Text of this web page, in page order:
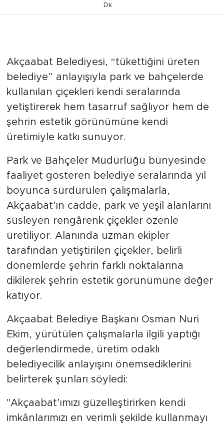
Dk
Akçaabat Belediyesi, “tükettiğini üreten
belediye” anlayışıyla park ve bahçelerde
kullanılan çiçekleri kendi seralarında
yetiştirerek hem tasarruf sağlıyor hem de
şehrin estetik görünümüne kendi
üretimiyle katkı sunuyor.
Park ve Bahçeler Müdürlüğü bünyesinde
faaliyet gösteren belediye seralarında yıl
boyunca sürdürülen çalışmalarla,
Akçaabat’ın cadde, park ve yeşil alanlarını
süsleyen rengârenk çiçekler özenle
üretiliyor. Alanında uzman ekipler
tarafından yetiştirilen çiçekler, belirli
dönemlerde şehrin farklı noktalarına
dikilerek şehrin estetik görünümüne değer
katıyor.
Akçaabat Belediye Başkanı Osman Nuri
Ekim, yürütülen çalışmalarla ilgili yaptığı
değerlendirmede, üretim odaklı
belediyecilik anlayışını önemsediklerini
belirterek şunları söyledi:
"Akçaabat’ımızı güzelleştirirken kendi
imkânlarımızı en verimli şekilde kullanmayı